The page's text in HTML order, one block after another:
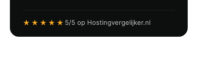
★★★★★ 5/5 op Hostingvergelijker.nl